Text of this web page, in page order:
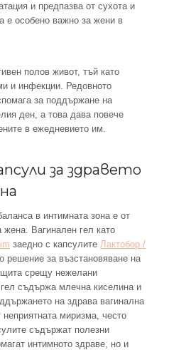
и предпазва от сухота и
е особено важно за жени в
полов живот, тъй като
и инфекции. Редовното
за поддържане на
ден, а това дава повече
в ежедневието им.
за здравето
в интимната зона е от
Вагинален гел като
заедно с капсулите Лактобор /
решение за възстановяване на
срещу нежелани
съдържа млечна киселина и
на здрава вагинална
миризма, често
съдържат полезни
интимното здраве, но и